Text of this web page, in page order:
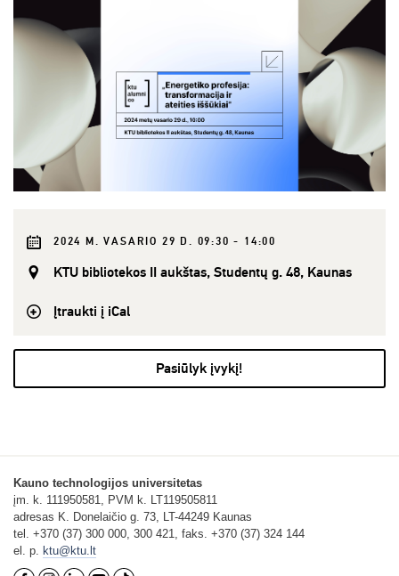
2024 M. VASARIO 29 D. 09:30 - 14:00
KTU bibliotekos II aukštas, Studentų g. 48, Kaunas
Įtraukti į iCal
Pasiūlyk įvykį!
Kauno technologijos universitetas
įm. k. 111950581, PVM k. LT119505811
adresas K. Donelaičio g. 73, LT-44249 Kaunas
tel. +370 (37) 300 000, 300 421, faks. +370 (37) 324 144
el. p. ktu@ktu.lt